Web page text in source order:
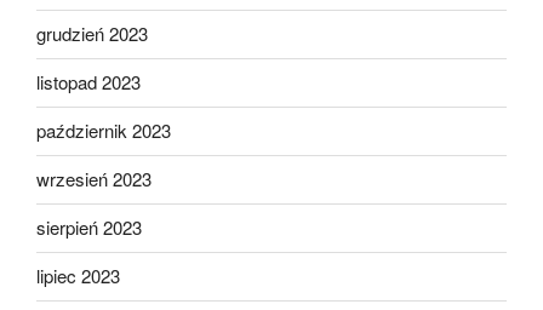
grudzień 2023
listopad 2023
październik 2023
wrzesień 2023
sierpień 2023
lipiec 2023